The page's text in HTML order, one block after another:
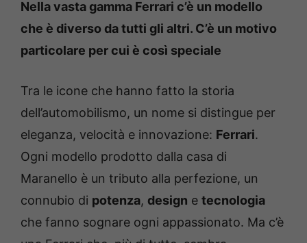
Nella vasta gamma Ferrari c’è un modello
che è diverso da tutti gli altri. C’è un motivo
particolare per cui è così speciale
Tra le icone che hanno fatto la storia
dell’automobilismo, un nome si distingue per
eleganza, velocità e innovazione: Ferrari.
Ogni modello prodotto dalla casa di
Maranello è un tributo alla perfezione, un
connubio di potenza, design e tecnologia
che fanno sognare ogni appassionato. Ma c’è